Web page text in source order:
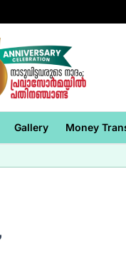
Gallery Money